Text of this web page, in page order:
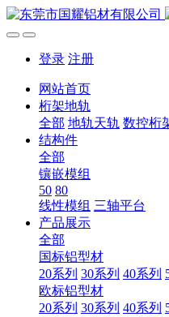
登录 注册
网站首页
桁架地轨
全部 地轨天轨 数控桁
结构件
全部
镶嵌模组
50 80
线性模组 三轴平台
产品展示
全部
国标铝型材
20系列 30系列 40系列
欧标铝型材
20系列 30系列 40系列